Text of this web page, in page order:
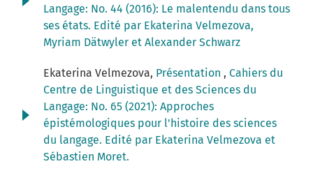
Langage: No. 44 (2016): Le malentendu dans tous
ses états. Edité par Ekaterina Velmezova,
Myriam Dätwyler et Alexander Schwarz
Ekaterina Velmezova, Présentation , Cahiers du
Centre de Linguistique et des Sciences du
Langage: No. 65 (2021): Approches
épistémologiques pour l'histoire des sciences
du langage. Edité par Ekaterina Velmezova et
Sébastien Moret.